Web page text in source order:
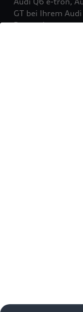
GT bei Ihrem
Partner!